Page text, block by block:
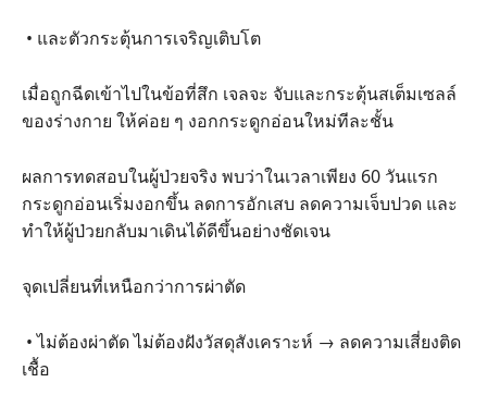
• และตัวกระตุ้นการเจริญเติบโต
เมื่อถูกฉีดเข้าไปในข้อที่สึก เจลจะ จับและกระตุ้นสเต็มเซลล์
ของร่างกาย ให้ค่อย ๆ งอกกระดูกอ่อนใหม่ทีละชั้น
ผลการทดสอบในผู้ป่วยจริง พบว่าในเวลาเพียง 60 วันแรก
กระดูกอ่อนเริ่มงอกขึ้น ลดการอักเสบ ลดความเจ็บปวด และ
ทำให้ผู้ป่วยกลับมาเดินได้ดีขึ้นอย่างชัดเจน
จุดเปลี่ยนที่เหนือกว่าการผ่าตัด
• ไม่ต้องผ่าตัด ไม่ต้องฝังวัสดุสังเคราะห์ → ลดความเสี่ยงติด
เชื้อ